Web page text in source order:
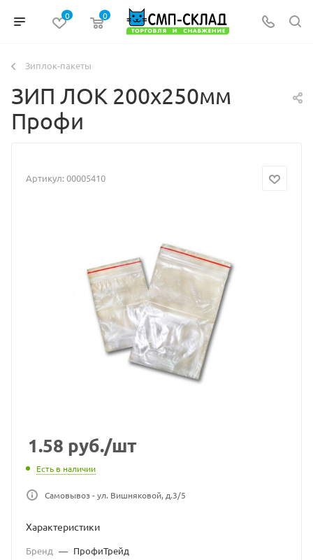
0 0
Зиплок-пакеты
ЗИП ЛОК 200х250мм
Профи
Артикул:00005410
1.58 руб./шт
Есть в наличии
Самовывоз - ул. Вишняковой, д.3/5
Характеристики
Бренд — ПрофиТрейд